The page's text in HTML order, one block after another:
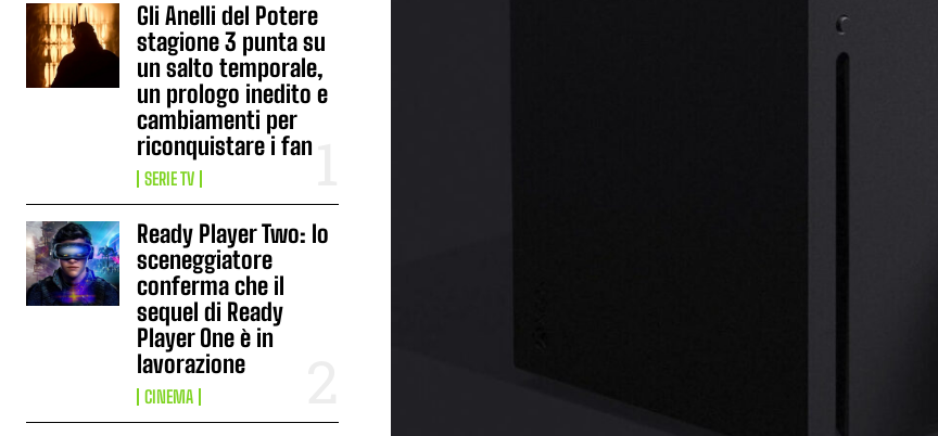
Gli Anelli del Potere
stagione 3 punta su
un salto temporale,
un prologo inedito e
cambiamenti per
riconquistare i fan
SERIE TV
Ready Player Two: lo
sceneggiatore
conferma che il
sequel di Ready
Player One è in
lavorazione
CINEMA